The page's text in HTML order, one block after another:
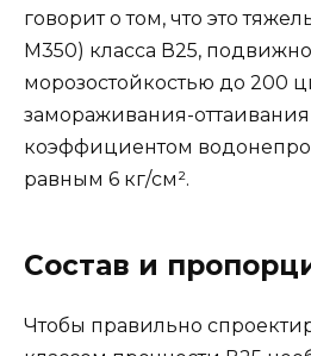
говорит о том, что это
М350) класса В25,
морозостойкостью до 200
замораживания-
коэффициентом
равным 6 кг/см².
Состав и
Чтобы правильно